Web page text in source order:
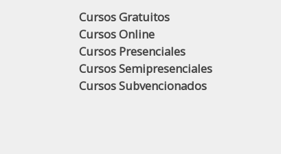
Cursos Gratuitos
Cursos Online
Cursos Presenciales
Cursos Semipresenciales
Cursos Subvencionados